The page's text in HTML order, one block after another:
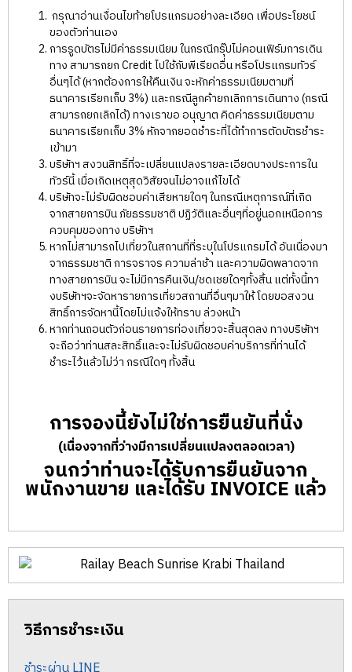
กรุณาอ่านเงื่อนไขท้ายโปรแกรมอย่างละเอียด เพื่อประโยชน์
ของตัวท่านเอง
การรูดบัตรไม่มีค่าธรรมเนียม ในกรณีกรุ๊ปไม่คอนเฟิร์มการเดิน
ทาง สามารถยก Credit ไปใช้กับพีเรียดอื่น หรือโปรแกรมทัวร์
อื่นๆได้ (หากต้องการให้คืนเงิน จะหักค่าธรรมเนียมตามที่
ธนาคารเรียกเก็บ 3%) และกรณีลูกค้ายกเลิกการเดินทาง (กรณี
สามารถยกเลิกได้) ทางเราขอ อนุญาต คิดค่าธรรมเนียมตาม
ธนาคารเรียกเก็บ 3% หักจากยอดชำระที่ได้ทำการตัดบัตรชำระ
เข้ามา
บริษัทฯ สงวนสิทธิ์ที่จะเปลี่ยนแปลงรายละเอียดบางประการใน
ทัวร์นี้ เมื่อเกิดเหตุสุดวิสัยจนไม่อาจแก้ไขได้
บริษัทจะไม่รับผิดชอบค่าเสียหายใดๆ ในกรณีเหตุการณ์ที่เกิด
จากสายการบิน ภัยธรรมชาติ ปฏิวัติและอื่นๆที่อยู่นอกเหนือการ
ควบคุมของทาง บริษัทฯ
หากไม่สามารถไปเที่ยวในสถานที่ที่ระบุในโปรแกรมได้ อันเนื่องมา
จากธรรมชาติ การจราจร ความล่าช้า และความผิดพลาดจาก
ทางสายการบิน จะไม่มีการคืนเงิน/ชดเชยใดๆทั้งสิ้น แต่ทั้งนี้ทา
งบริษัทฯจะจัดหารายการเที่ยวสถานที่อื่นๆมาให้ โดยขอสงวน
สิทธิ์การจัดหานี้โดยไม่แจ้งให้ทราบ ล่วงหน้า
หากท่านถอนตัวก่อนรายการท่องเที่ยวจะสิ้นสุดลง ทางบริษัทฯ
จะถือว่าท่านสละสิทธิ์และจะไม่รับผิดชอบค่าบริการที่ท่านได้
ชำระไว้แล้วไม่ว่า กรณีใดๆ ทั้งสิ้น
การจองนี้ยังไม่ใช่การยืนยันที่นั่ง
(เนื่องจากที่ว่างมีการเปลี่ยนแปลงตลอดเวลา)
จนกว่าท่านจะได้รับการยืนยันจาก
พนักงานขาย และได้รับ INVOICE แล้ว
วิธีการชำระเงิน